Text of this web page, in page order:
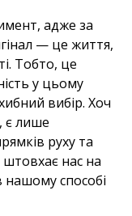
адже за
— це життя,
Тобто, це
у цьому
вибір. Хоч
є лише
руху та
штовхає нас на
способі